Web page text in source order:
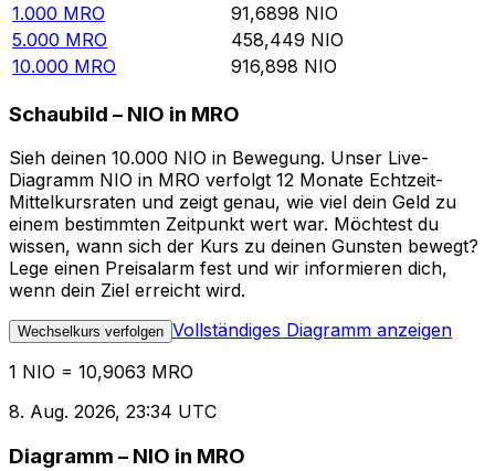
1.000 MRO 91,6898 NIO
5.000 MRO 458,449 NIO
10.000 MRO 916,898 NIO
Schaubild – NIO in MRO
Sieh deinen 10.000 NIO in Bewegung. Unser Live-
Diagramm NIO in MRO verfolgt 12 Monate Echtzeit-
Mittelkursraten und zeigt genau, wie viel dein Geld zu
einem bestimmten Zeitpunkt wert war. Möchtest du
wissen, wann sich der Kurs zu deinen Gunsten bewegt?
Lege einen Preisalarm fest und wir informieren dich,
wenn dein Ziel erreicht wird.
Wechselkurs verfolgen Vollständiges Diagramm anzeigen
1 NIO = 10,9063 MRO
8. Aug. 2026, 23:34 UTC
Diagramm – NIO in MRO